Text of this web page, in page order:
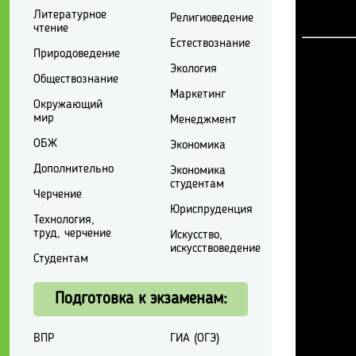
Литературное
чтение
Природоведение
Обществознание
Окружающий
мир
ОБЖ
Дополнительно
Черчение
Технология,
труд, черчение
Студентам
Религиоведение
Естествознание
Экология
Маркетинг
Менеджмент
Экономика
Экономика
студентам
Юриспруденция
Искусство,
искусствоведение
Подготовка к экзаменам:
ВПР
ГИА (ОГЭ)